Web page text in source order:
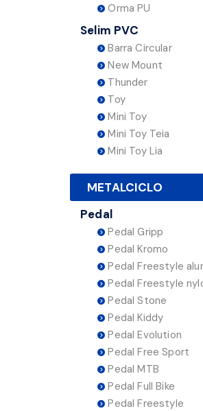
Orma PU
Selim PVC
Barra Circular
New Mount
Thunder
Toy
Mini Toy
Mini Toy Teia
Mini Toy Lia
METALCICLO
Pedal
Pedal Gripp
Pedal Kromo
Pedal Freestyle
Pedal Freestyle
Pedal Stone
Pedal Kiddy
Pedal Evolution
Pedal Free Sport
Pedal MTB
Pedal Full Bike
Pedal Freestyle